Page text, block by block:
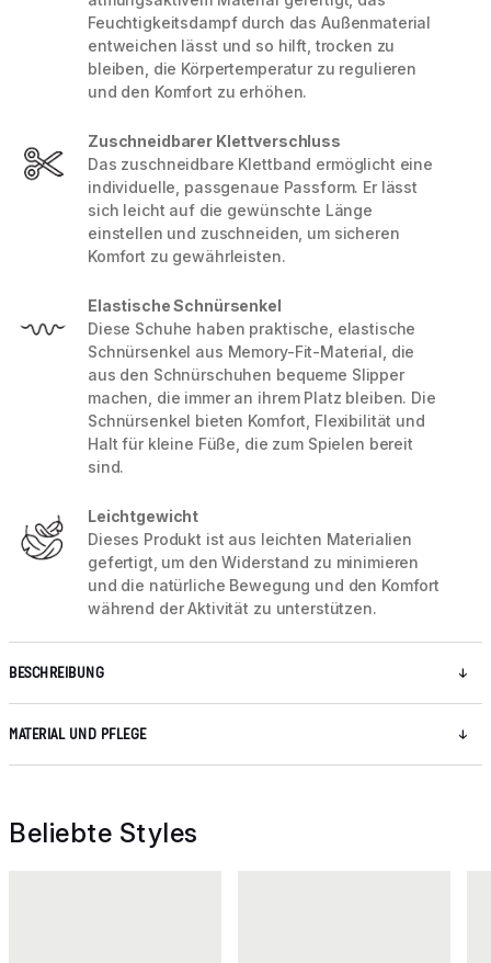
Feuchtigkeitsdampf durch das Außenmaterial
entweichen lässt und so hilft, trocken zu
bleiben, die Körpertemperatur zu regulieren
und den Komfort zu erhöhen.
Zuschneidbarer Klettverschluss
Das zuschneidbare Klettband ermöglicht eine
individuelle, passgenaue Passform. Er lässt
sich leicht auf die gewünschte Länge
einstellen und zuschneiden, um sicheren
Komfort zu gewährleisten.
Elastische Schnürsenkel
Diese Schuhe haben praktische, elastische
Schnürsenkel aus Memory-Fit-Material, die
aus den Schnürschuhen bequeme Slipper
machen, die immer an ihrem Platz bleiben. Die
Schnürsenkel bieten Komfort, Flexibilität und
Halt für kleine Füße, die zum Spielen bereit
sind.
Leichtgewicht
Dieses Produkt ist aus leichten Materialien
gefertigt, um den Widerstand zu minimieren
und die natürliche Bewegung und den Komfort
während der Aktivität zu unterstützen.
BESCHREIBUNG
MATERIAL UND PFLEGE
Beliebte Styles